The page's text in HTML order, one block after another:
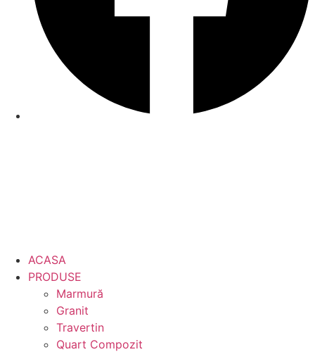
ACASA
PRODUSE
Marmură
Granit
Travertin
Quart Compozit